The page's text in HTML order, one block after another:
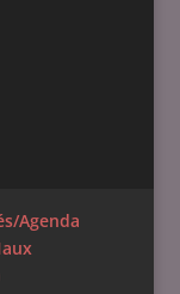
Agenda